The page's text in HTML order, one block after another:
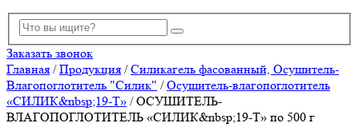
Заказать звонок
Главная /Продукция /Силикагель фасованный, Осушитель-
Влагопоглотитель "Силик" /Осушитель-влагопоглотитель
«СИЛИК&nbsp;19-Т» /ОСУШИТЕЛЬ-
ВЛАГОПОГЛОТИТЕЛЬ «СИЛИК&nbsp;19-Т» по 500 г